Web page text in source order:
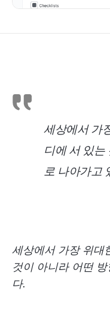
세상에서 가
디에 서 있는
로 나아가고
세상에서 가장 위대
것이 아니라 어떤
다.